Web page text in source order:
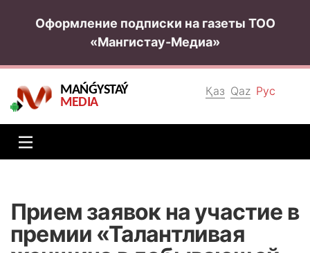
Оформление подписки на газеты ТОО
«Мангистау-Медиа»
Қаз Qaz Рус
MAŃǴYSTAÝ
MEDIA
Прием заявок на участие в
премии «Талантливая